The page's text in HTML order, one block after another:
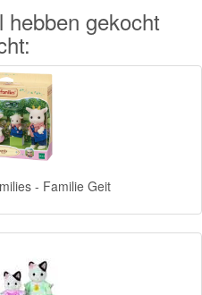
hebben gekocht
- Familie Geit